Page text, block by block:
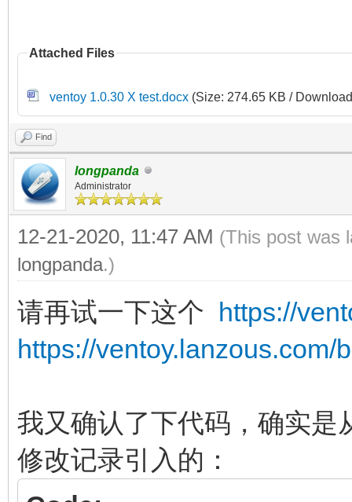
Attached Files
ventoy 1.0.30 X test.docx (Size: 274.65 KB /
Find
longpanda
Administrator
12-21-2020, 11:47 AM (This post was
longpanda.)
请再试一下这个 https://
https://ventoy.lanzous.com/
我又确认了下代码，确实是
修改记录引入的：